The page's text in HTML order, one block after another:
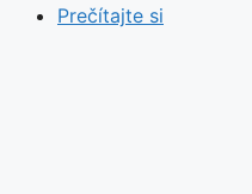
Prečítajte si